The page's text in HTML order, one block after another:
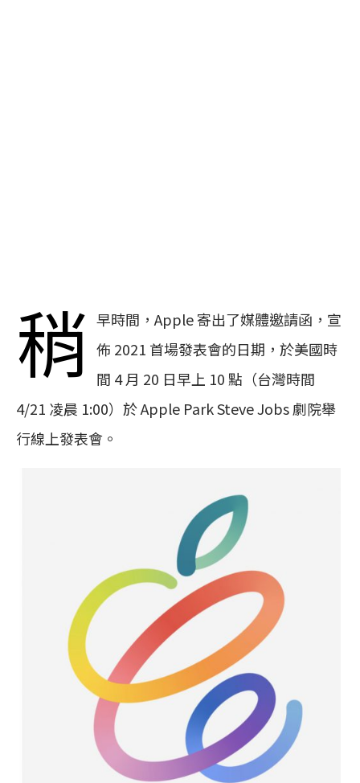
稍 早時間，Apple 寄出了媒體邀請函，宣
佈 2021 首場發表會的日期，於美國時
間 4 月 20 日早上 10 點（台灣時間
4/21 凌晨 1:00）於 Apple Park Steve Jobs 劇院舉
行線上發表會。